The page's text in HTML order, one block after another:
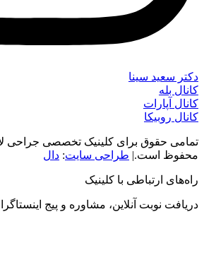
دکتر سعید سینا
کانال بله
کانال آپارات
کانال روبیکا
تمامی حقوق برای کلینیک تخصصی جراحی
محفوظ است.| طراحی سایت: دال
راه‌های ارتباطی با کلینیک
دریافت نوبت‌ آنلاین، مشاوره و پیج